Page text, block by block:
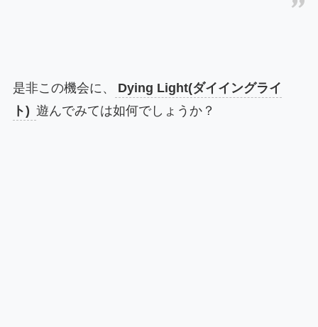
是非この機会に、
Dying Light(ダイイングライ
ト) 遊んでみては如何でしょうか？